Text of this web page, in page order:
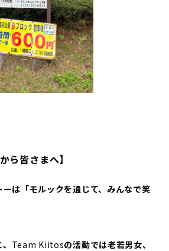
ら皆さまへ】
ーは「モルックを通じて、みんなで笑
Team Kiitosの活動では老若男女、